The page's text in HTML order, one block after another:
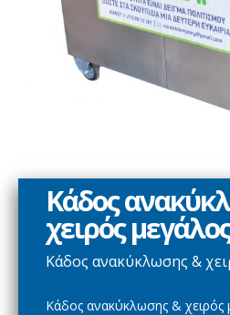
Κάδος
χειρός μεγάλος
Κάδος ανακύκλωσης &
Κάδος ανακύκλωσης & χειρός